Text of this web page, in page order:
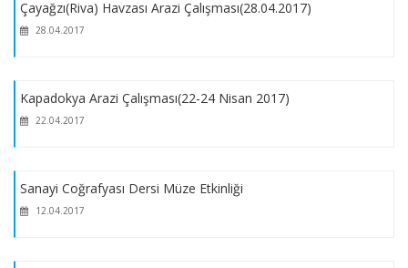
Çayağzı(Riva) Havzası Arazi Çalışması(28.04.2017)
28.04.2017
Kapadokya Arazi Çalışması(22-24 Nisan 2017)
22.04.2017
Sanayi Coğrafyası Dersi Müze Etkinliği
12.04.2017